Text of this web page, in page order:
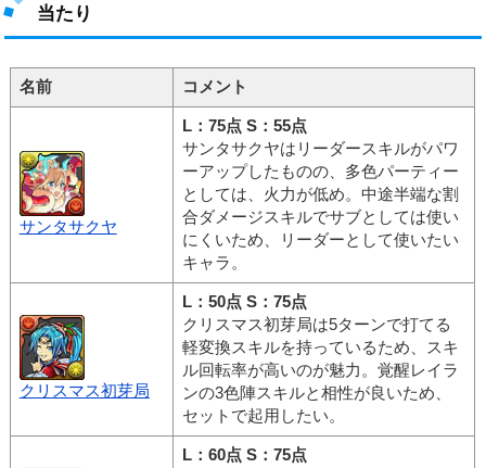
当たり
名前 コメント
サンタサクヤ
L：75点 S：55点
サンタサクヤはリーダースキルがパワ
ーアップしたものの、多色パーティー
としては、火力が低め。中途半端な割
合ダメージスキルでサブとしては使い
にくいため、リーダーとして使いたい
キャラ。
クリスマス初芽局
L：50点 S：75点
クリスマス初芽局は5ターンで打てる
軽変換スキルを持っているため、スキ
ル回転率が高いのが魅力。覚醒レイラ
ンの3色陣スキルと相性が良いため、
セットで起用したい。
L：60点 S：75点